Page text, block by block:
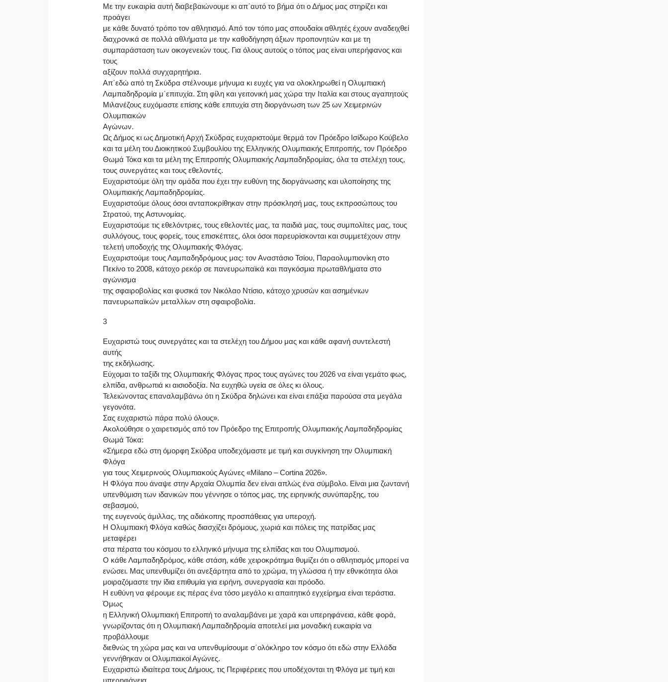
Με την ευκαιρία αυτή διαβεβαιώνουμε κι απ΄αυτό το βήμα ότι ο Δήμος μας στηρίζει και
προάγει
με κάθε δυνατό τρόπο τον αθλητισμό. Από τον τόπο μας σπουδαίοι αθλητές έχουν αναδειχθεί
διαχρονικά σε πολλά αθλήματα με την καθοδήγηση άξιων προπονητών και με τη
συμπαράσταση των οικογενειών τους. Για όλους αυτούς ο τόπος μας είναι υπερήφανος και
τους
αξίζουν πολλά συγχαρητήρια.
Απ΄εδώ από τη Σκύδρα στέλνουμε μήνυμα κι ευχές για να ολοκληρωθεί η Ολυμπιακή
Λαμπαδηδρομία μ΄επιτυχία. Στη φίλη και γειτονική μας χώρα την Ιταλία και στους αγαπητούς
Μιλανέζους ευχόμαστε επίσης κάθε επιτυχία στη διοργάνωση των 25 ων Χειμερινών
Ολυμπιακών
Αγώνων.
Ως Δήμος κι ως Δημοτική Αρχή Σκύδρας ευχαριστούμε θερμά τον Πρόεδρο Ισίδωρο Κούβελο
και τα μέλη του Διοικητικού Συμβουλίου της Ελληνικής Ολυμπιακής Επιτροπής, τον Πρόεδρο
Θωμά Τόκα και τα μέλη της Επιτροπής Ολυμπιακής Λαμπαδηδρομίας, όλα τα στελέχη τους,
τους συνεργάτες και τους εθελοντές.
Ευχαριστούμε όλη την ομάδα που έχει την ευθύνη της διοργάνωσης και υλοποίησης της
Ολυμπιακής Λαμπαδηδρομίας.
Ευχαριστούμε όλους όσοι ανταποκρίθηκαν στην πρόσκλησή μας, τους εκπροσώπους του
Στρατού, της Αστυνομίας.
Ευχαριστούμε τις εθελόντριες, τους εθελοντές μας, τα παιδιά μας, τους συμπολίτες μας, τους
συλλόγους, τους φορείς, τους επισκέπτες, όλοι όσοι παρευρίσκονται και συμμετέχουν στην
τελετή υποδοχής της Ολυμπιακής Φλόγας.
Ευχαριστούμε τους Λαμπαδηδρόμους μας: τον Αναστάσιο Τσίου, Παραολυμπιονίκη στο
Πεκίνο το 2008, κάτοχο ρεκόρ σε πανευρωπαϊκά και παγκόσμια πρωταθλήματα στο
αγώνισμα
της σφαιροβολίας και φυσικά τον Νικόλαο Ντίσιο, κάτοχο χρυσών και ασημένιων
πανευρωπαϊκών μεταλλίων στη σφαιροβολία.
3
Ευχαριστώ τους συνεργάτες και τα στελέχη του Δήμου μας και κάθε αφανή συντελεστή
αυτής
της εκδήλωσης.
Εύχομαι το ταξίδι της Ολυμπιακής Φλόγας προς τους αγώνες του 2026 να είναι γεμάτο φως,
ελπίδα, ανθρωπιά κι αισιοδοξία. Να ευχηθώ υγεία σε όλες κι όλους.
Τελειώνοντας επαναλαμβάνω ότι η Σκύδρα δηλώνει και είναι επάξια παρούσα στα μεγάλα
γεγονότα.
Σας ευχαριστώ πάρα πολύ όλους».
Ακολούθησε ο χαιρετισμός από τον Πρόεδρο της Επιτροπής Ολυμπιακής Λαμπαδηδρομίας
Θωμά Τόκα:
«Σήμερα εδώ στη όμορφη Σκύδρα υποδεχόμαστε με τιμή και συγκίνηση την Ολυμπιακή
Φλόγα
για τους Χειμερινούς Ολυμπιακούς Αγώνες «Milano – Cortina 2026».
Η Φλόγα που άναψε στην Αρχαία Ολυμπία δεν είναι απλώς ένα σύμβολο. Είναι μια ζωντανή
υπενθύμιση των ιδανικών που γέννησε ο τόπος μας, της ειρηνικής συνύπαρξης, του
σεβασμού,
της ευγενούς άμιλλας, της αδιάκοπης προσπάθειας για υπεροχή.
Η Ολυμπιακή Φλόγα καθώς διασχίζει δρόμους, χωριά και πόλεις της πατρίδας μας
μεταφέρει
στα πέρατα του κόσμου το ελληνικό μήνυμα της ελπίδας και του Ολυμπισμού.
Ο κάθε Λαμπαδηδρόμος, κάθε στάση, κάθε χειροκρότημα θυμίζει ότι ο αθλητισμός μπορεί να
ενώσει. Μας υπενθυμίζει ότι ανεξάρτητα από το χρώμα, τη γλώσσα ή την εθνικότητα όλοι
μοιραζόμαστε την ίδια επιθυμία για ειρήνη, συνεργασία και πρόοδο.
Η ευθύνη να φέρουμε εις πέρας ένα τόσο μεγάλο κι απαιτητικό εγχείρημα είναι τεράστια.
Όμως
η Ελληνική Ολυμπιακή Επιτροπή το αναλαμβάνει με χαρά και υπερηφάνεια, κάθε φορά,
γνωρίζοντας ότι η Ολυμπιακή Λαμπαδηδρομία αποτελεί μια μοναδική ευκαιρία να
προβάλλουμε
διεθνώς τη χώρα μας και να υπενθυμίσουμε σ΄ολόκληρο τον κόσμο ότι εδώ στην Ελλάδα
γεννήθηκαν οι Ολυμπιακοί Αγώνες.
Ευχαριστώ ιδιαίτερα τους Δήμους, τις Περιφέρειες που υποδέχονται τη Φλόγα με τιμή και
υπερηφάνεια.